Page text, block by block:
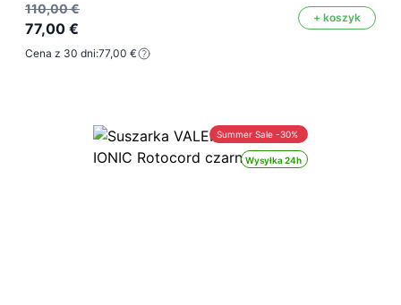
110,00 €
77,00 €
+ koszyk
Cena z 30 dni:77,00 €
Wysyłka 24h
Summer Sale -30%